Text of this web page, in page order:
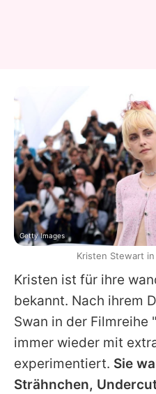
Kristen ist für ihre
bekannt. Nach ihrem
Swan in der Filmreihe
immer wieder mit
experimentiert. Sie
Strähnchen,
Getty Images
Kristen Stewart